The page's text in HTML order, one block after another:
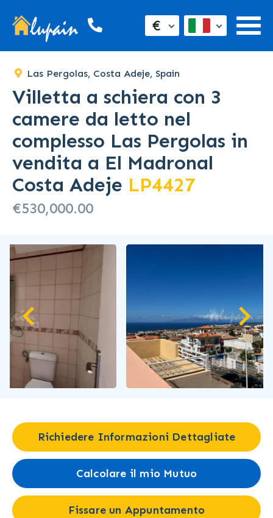
€
Las Pergolas, Costa Adeje, Spain
Villetta a schiera con 3
camere da letto nel
complesso Las Pergolas in
vendita a El Madronal
Costa Adeje LP4427
€530,000.00
Richiedere Informazioni Dettagliate
Calcolare il mio Mutuo
Fissare un Appuntamento